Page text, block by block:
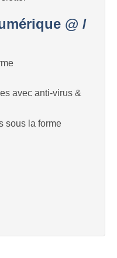
@ /
avec anti-virus &
sous la forme